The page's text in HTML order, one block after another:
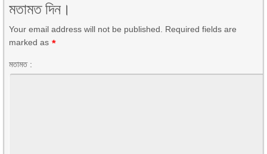
মতামত দিন।
Your email address will not be published. Required fields are
marked as *
মতামত :